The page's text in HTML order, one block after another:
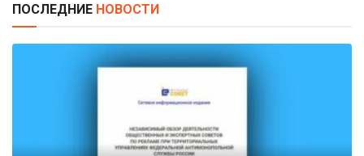
ПОСЛЕДНИЕ НОВОСТИ